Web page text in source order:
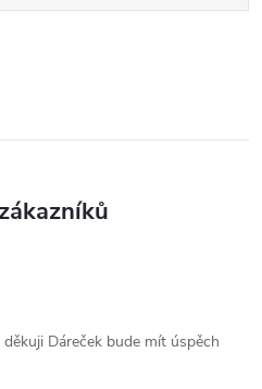
Dáreček bude mít úspěch